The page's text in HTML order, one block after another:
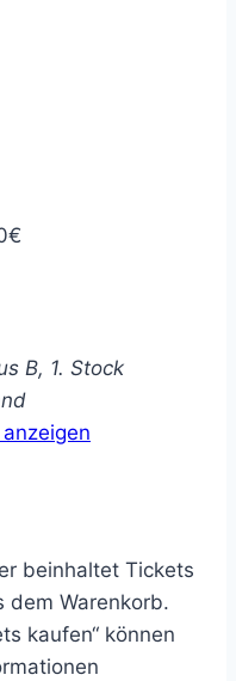
B, 1. Stock
beinhaltet Tickets
dem Warenkorb.
kaufen“ können